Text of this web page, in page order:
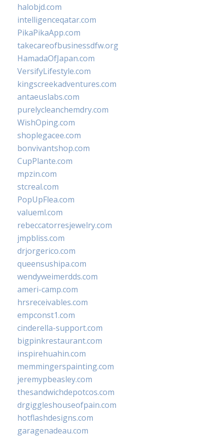
halobjd.com
intelligenceqatar.com
PikaPikaApp.com
takecareofbusinessdfw.org
HamadaOfJapan.com
VersifyLifestyle.com
kingscreekadventures.com
antaeuslabs.com
purelycleanchemdry.com
WishOping.com
shoplegacee.com
bonvivantshop.com
CupPlante.com
mpzin.com
stcreal.com
PopUpFlea.com
valueml.com
rebeccatorresjewelry.com
jmpbliss.com
drjorgerico.com
queensushipa.com
wendyweimerdds.com
ameri-camp.com
hrsreceivables.com
empconst1.com
cinderella-support.com
bigpinkrestaurant.com
inspirehuahin.com
memmingerspainting.com
jeremypbeasley.com
thesandwichdepotcos.com
drgiggleshouseofpain.com
hotflashdesigns.com
garagenadeau.com